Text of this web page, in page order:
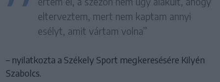
elterveztem, mert nem kaptam annyi
esélyt, amit vártam volna”
– nyilatkozta a Székely Sport megkeresésére Kilyén
Szabolcs.